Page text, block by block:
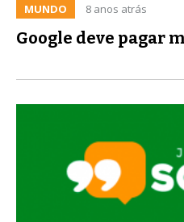
MUNDO 8 anos atrás
Google deve pagar